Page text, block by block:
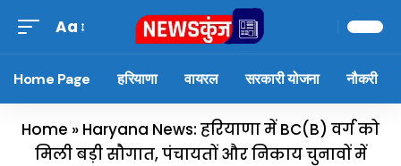
Aa
Home Page हरियाणा वायरल सरकारी योजना नौकरी
Home » Haryana News: हरियाणा में BC(B) वर्ग को
मिली बड़ी सौगात, पंचायतों और निकाय चुनावों में